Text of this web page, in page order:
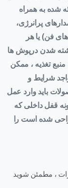
شده به همراه
پرانرژی،
فن) یا هر
شدن درپوش ها
تغذیه ، ممکن
شرایط و
باید وارد عمل
قفل داخلی که
شده است را
، مطمئن شوید